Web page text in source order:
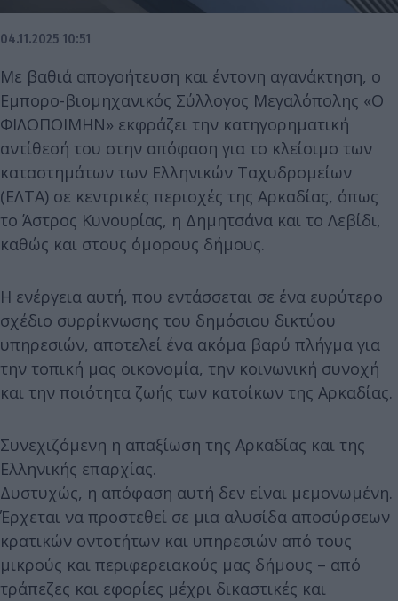
04.11.2025 10:51
Με βαθιά απογοήτευση και έντονη αγανάκτηση, ο
Εμπορο-βιομηχανικός Σύλλογος Μεγαλόπολης «Ο
ΦΙΛΟΠΟΙΜΗΝ» εκφράζει την κατηγορηματική
αντίθεσή του στην απόφαση για το κλείσιμο των
καταστημάτων των Ελληνικών Ταχυδρομείων
(ΕΛΤΑ) σε κεντρικές περιοχές της Αρκαδίας, όπως
το Άστρος Κυνουρίας, η Δημητσάνα και το Λεβίδι,
καθώς και στους όμορους δήμους.
Η ενέργεια αυτή, που εντάσσεται σε ένα ευρύτερο
σχέδιο συρρίκνωσης του δημόσιου δικτύου
υπηρεσιών, αποτελεί ένα ακόμα βαρύ πλήγμα για
την τοπική μας οικονομία, την κοινωνική συνοχή
και την ποιότητα ζωής των κατοίκων της Αρκαδίας.
Συνεχιζόμενη η απαξίωση της Αρκαδίας και της
Ελληνικής επαρχίας.
Δυστυχώς, η απόφαση αυτή δεν είναι μεμονωμένη.
Έρχεται να προστεθεί σε μια αλυσίδα αποσύρσεων
κρατικών οντοτήτων και υπηρεσιών από τους
μικρούς και περιφερειακούς μας δήμους – από
τράπεζες και εφορίες μέχρι δικαστικές και